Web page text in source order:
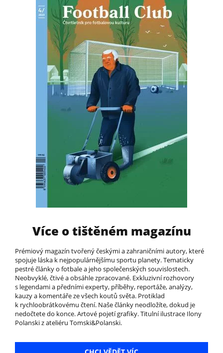
Více o tištěném magazínu
Prémiový magazín tvořený českými a zahraničními autory, které
spojuje láska k nejpopulárnějšímu sportu planety. Tematicky
pestré články o fotbale a jeho společenských souvislostech.
Neobvyklé, čtivé a obsáhle zpracované. Exkluzivní rozhovory
s legendami a předními experty, příběhy, reportáže, analýzy,
kauzy a komentáře ze všech koutů světa. Protiklad
k rychloobrátkovému čtení. Naše články neodložíte, dokud je
nedočtete do konce. Artové pojetí grafiky. Titulní ilustrace Ilony
Polanski z ateliéru Tomski&Polanski.